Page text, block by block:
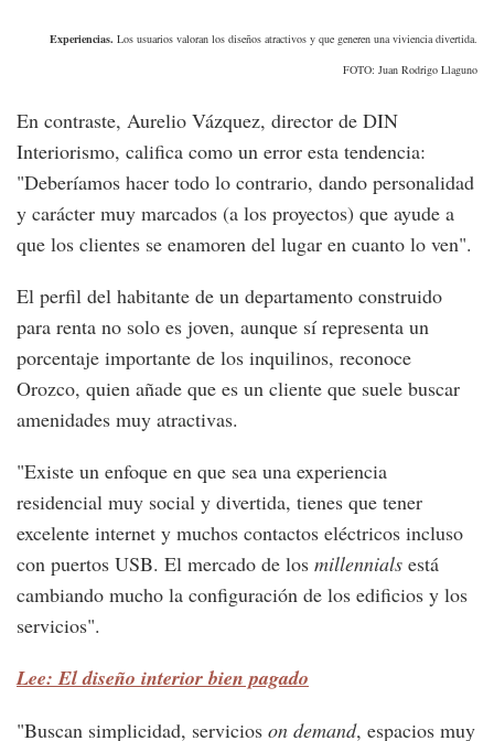
Experiencias. Los usuarios valoran los diseños atractivos y que generen una viviencia divertida.
FOTO: Juan Rodrigo Llaguno
En contraste, Aurelio Vázquez, director de DIN
Interiorismo, califica como un error esta tendencia:
"Deberíamos hacer todo lo contrario, dando personalidad
y carácter muy marcados (a los proyectos) que ayude a
que los clientes se enamoren del lugar en cuanto lo ven".
El perfil del habitante de un departamento construido
para renta no solo es joven, aunque sí representa un
porcentaje importante de los inquilinos, reconoce
Orozco, quien añade que es un cliente que suele buscar
amenidades muy atractivas.
"Existe un enfoque en que sea una experiencia
residencial muy social y divertida, tienes que tener
excelente internet y muchos contactos eléctricos incluso
con puertos USB. El mercado de los millennials está
cambiando mucho la configuración de los edificios y los
servicios".
Lee: El diseño interior bien pagado
"Buscan simplicidad, servicios on demand, espacios muy